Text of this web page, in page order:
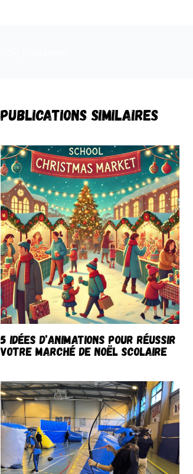
Publications similaires
5 idées d’animations pour réussir
votre marché de Noël scolaire